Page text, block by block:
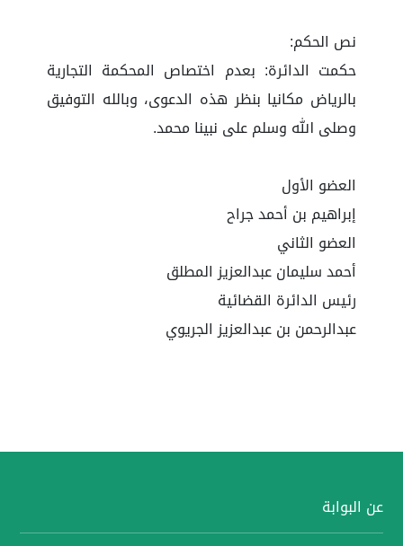
نص الحكم:
حكمت الدائرة: بعدم اختصاص المحكمة التجارية
بالرياض مكانيا بنظر هذه الدعوى، وبالله التوفيق
وصلى الله وسلم على نبينا محمد.
العضو الأول
إبراهيم بن أحمد جراح
العضو الثاني
أحمد سليمان عبدالعزيز المطلق
رئيس الدائرة القضائية
عبدالرحمن بن عبدالعزيز الجريوي
عن البوابة